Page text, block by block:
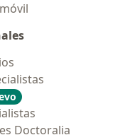
Doctoralia